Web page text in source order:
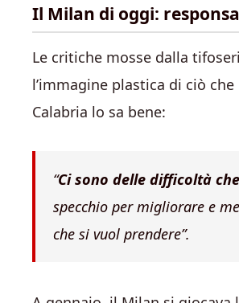
Il Milan di oggi:
Le critiche mosse dalla
l’immagine plastica di ciò
Calabria lo sa bene:
“Ci sono delle difficoltà
specchio per migliorare e
che si vuol prendere”.